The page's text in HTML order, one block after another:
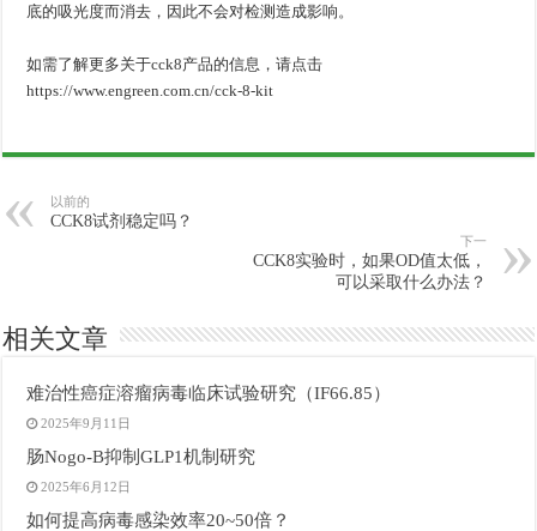
底的吸光度而消去，因此不会对检测造成影响。
如需了解更多关于cck8产品的信息，请点击
https://www.engreen.com.cn/cck-8-kit
以前的
CCK8试剂稳定吗？
下一
CCK8实验时，如果OD值太低，
可以采取什么办法？
相关文章
难治性癌症溶瘤病毒临床试验研究（IF66.85）
2025年9月11日
肠Nogo-B抑制GLP1机制研究
2025年6月12日
如何提高病毒感染效率20~50倍？